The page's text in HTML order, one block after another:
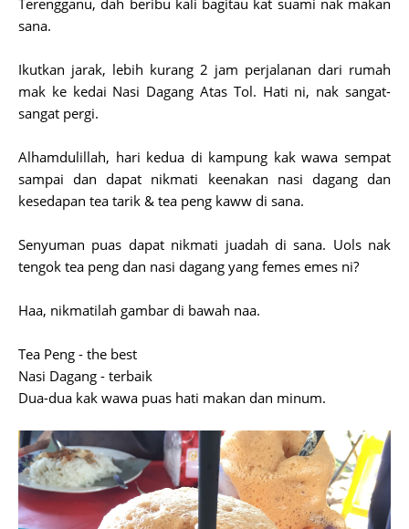
Terengganu, dah beribu kali bagitau kat suami nak makan
sana.
Ikutkan jarak, lebih kurang 2 jam perjalanan dari rumah
mak ke kedai Nasi Dagang Atas Tol. Hati ni, nak sangat-
sangat pergi.
Alhamdulillah, hari kedua di kampung kak wawa sempat
sampai dan dapat nikmati keenakan nasi dagang dan
kesedapan tea tarik & tea peng kaww di sana.
Senyuman puas dapat nikmati juadah di sana. Uols nak
tengok tea peng dan nasi dagang yang femes emes ni?
Haa, nikmatilah gambar di bawah naa.
Tea Peng - the best
Nasi Dagang - terbaik
Dua-dua kak wawa puas hati makan dan minum.